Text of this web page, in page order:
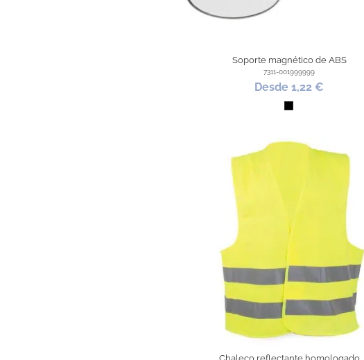
Soporte magnético de ABS
7311-001999999
Desde 1,22 €
Negro